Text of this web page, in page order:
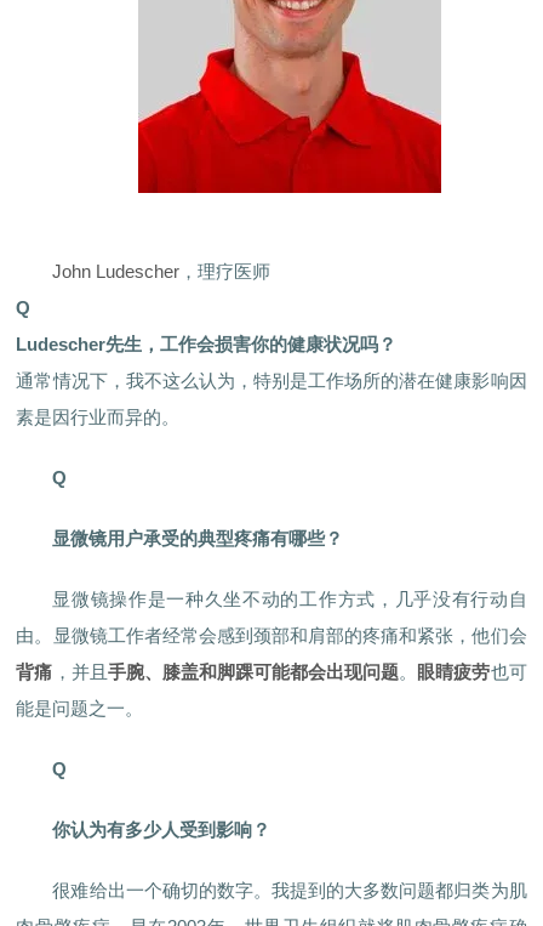
John Ludescher ，理疗医师
Q
Ludescher先生，工作会损害你的健康状况吗？
通常情况下，我不这么认为，特别是工作场所的潜在健康影响因
素是因行业而异的。
Q
显微镜用户承受的典型疼痛有哪些？
显微镜操作是一种久坐不动的工作方式，几乎没有行动自
由。显微镜工作者经常会感到颈部和肩部的疼痛和紧张，他们会
背痛 ，并且 手腕、膝盖和脚踝可能都会出现问题。 眼睛疲劳也可
能是问题之一。
Q
你认为有多少人受到影响？
很难给出一个确切的数字。我提到的大多数问题都归类为肌